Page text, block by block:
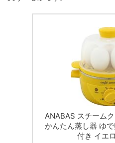
ANABAS スチーム
かんたん蒸し器 ゆ
付き イエ